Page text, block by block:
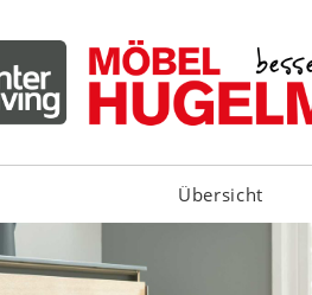
Übersicht